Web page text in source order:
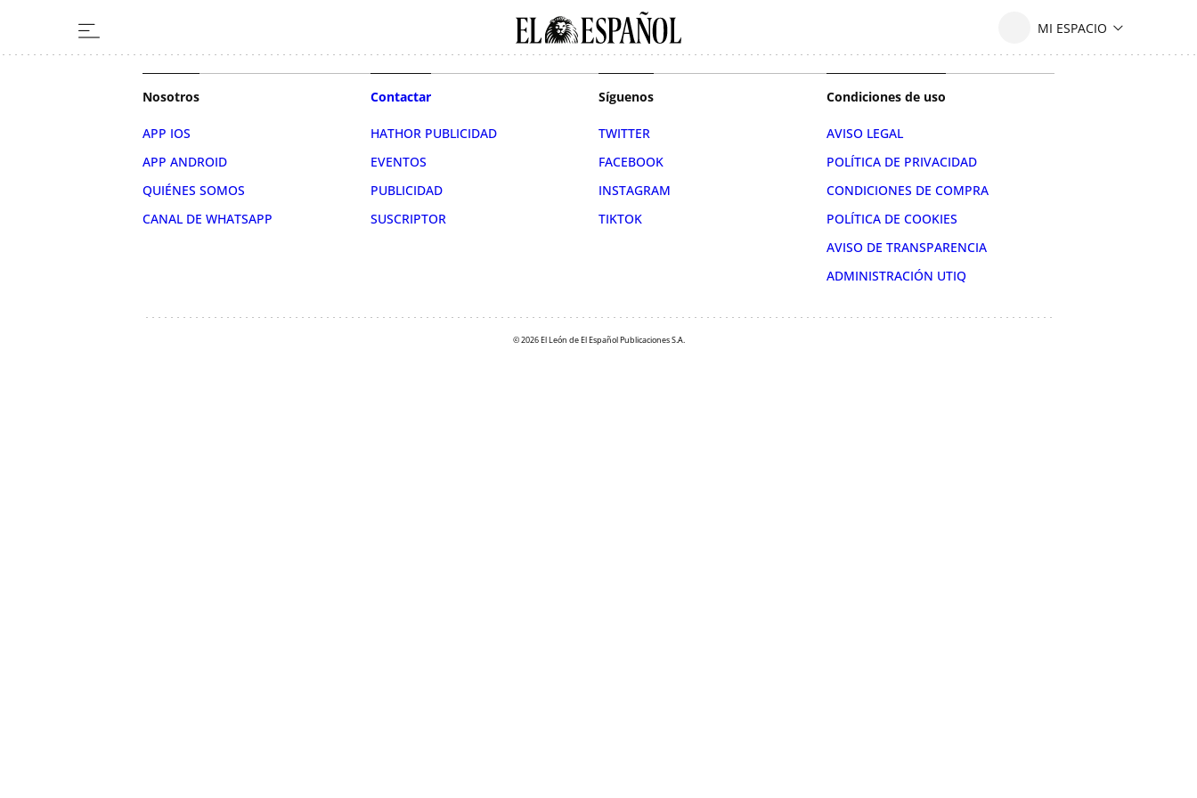
Nosotros
APP IOS
APP ANDROID
QUIÉNES SOMOS
CANAL DE WHATSAPP
Contactar
HATHOR PUBLICIDAD
EVENTOS
PUBLICIDAD
SUSCRIPTOR
Síguenos
TWITTER
FACEBOOK
INSTAGRAM
TIKTOK
Condiciones de uso
AVISO LEGAL
POLÍTICA DE PRIVACIDAD
CONDICIONES DE COMPRA
POLÍTICA DE COOKIES
AVISO DE TRANSPARENCIA
ADMINISTRACIÓN UTIQ
© 2026 El León de El Español Publicaciones S.A.